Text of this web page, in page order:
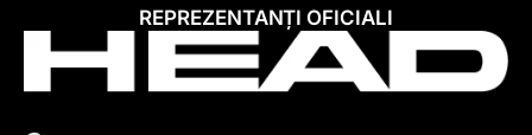
REPREZENTANȚI OFICIALI